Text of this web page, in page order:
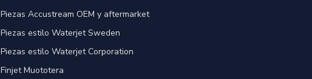
Piezas Accustream OEM y aftermarket
Piezas estilo Waterjet Sweden
Piezas estilo Waterjet Corporation
Finjet Muototera